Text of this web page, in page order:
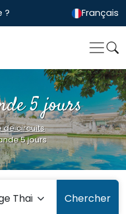
? Français
5 jours
de circuits
5 jours
Chercher